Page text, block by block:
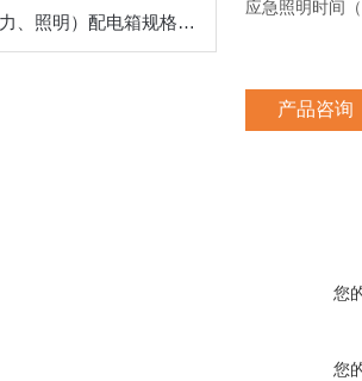
防爆（动力、照明）配电箱规格型号及采购策略
应急照明时间
产品咨询
您
您